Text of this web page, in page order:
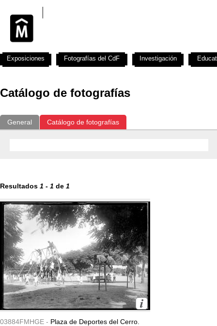
Catálogo de fotografías
General Catálogo de fotografías
Resultados 1 - 1 de 1
03884FMHGE - Plaza de Deportes del Cerro.
Exposiciones Fotografías del CdF Investigación